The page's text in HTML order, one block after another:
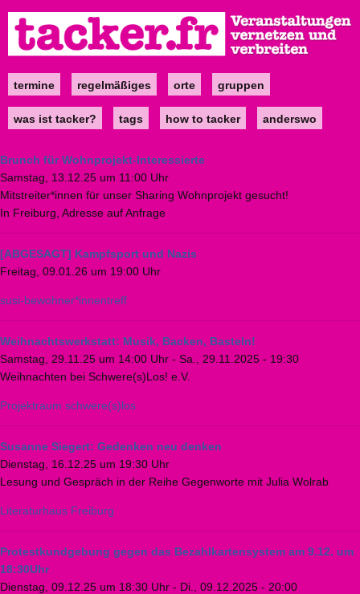
zum
Inhalt
Maintermine regelmäßiges orte gruppen
was ist tacker? tags how to tacker anderswo
Brunch für Wohnprojekt-Interessierte
Samstag, 13.12.25 um 11:00 Uhr
Mitstreiter*innen für unser Sharing Wohnprojekt gesucht!
In Freiburg, Adresse auf Anfrage
[ABGESAGT] Kampfsport und Nazis
Freitag, 09.01.26 um 19:00 Uhr
susi-bewohner*innentreff
Weihnachtswerkstatt: Musik, Backen, Basteln!
Samstag, 29.11.25 um 14:00 Uhr - Sa., 29.11.2025 - 19:30
Weihnachten bei Schwere(s)Los! e.V.
Projektraum schwere(s)los
Susanne Siegert: Gedenken neu denken
Dienstag, 16.12.25 um 19:30 Uhr
Lesung und Gespräch in der Reihe Gegenworte mit Julia Wolrab
Literaturhaus Freiburg
Protestkundgebung gegen das Bezahlkartensystem am 9.12. um
18:30Uhr
Dienstag, 09.12.25 um 18:30 Uhr - Di., 09.12.2025 - 20:00